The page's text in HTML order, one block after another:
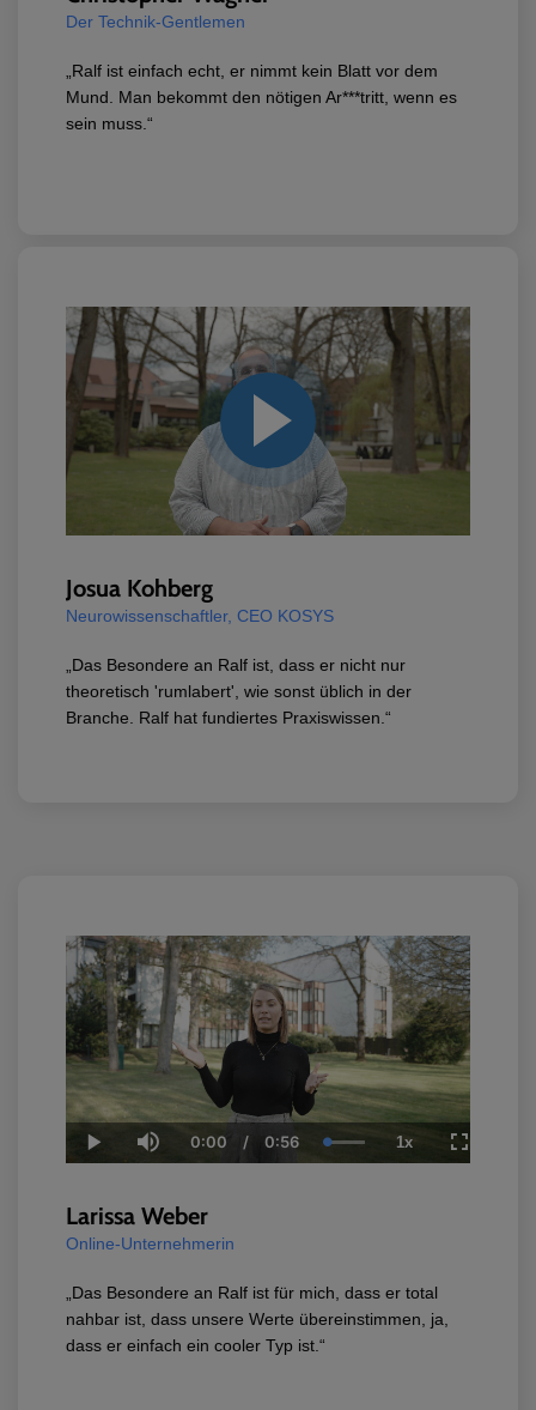
Der Technik-Gentlemen
„Ralf ist einfach echt, er nimmt kein Blatt vor dem
Mund. Man bekommt den nötigen Ar***tritt, wenn es
sein muss.“
Josua Kohberg
Neurowissenschaftler, CEO KOSYS
„Das Besondere an Ralf ist, dass er nicht nur
theoretisch 'rumlabert', wie sonst üblich in der
Branche. Ralf hat fundiertes Praxiswissen.“
Play Mute
Current
Time
0:00 / Duration
0:56 Loaded:
100.00%
1xPlayback
Rate
Fullscreen
Larissa Weber
Online-Unternehmerin
„Das Besondere an Ralf ist für mich, dass er total
nahbar ist, dass unsere Werte übereinstimmen, ja,
dass er einfach ein cooler Typ ist.“